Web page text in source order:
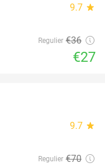
9.7 star
Regulier €36
€27
9.7 star
Regulier €70